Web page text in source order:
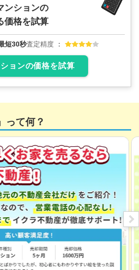
ンションの
価格を試算
短30秒査定精度
ョンの価格を試算
って何？